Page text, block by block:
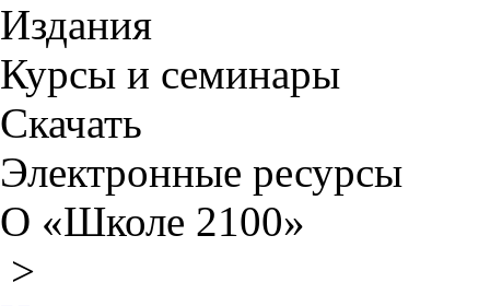
Издания
Курсы и семинары
Скачать
Электронные ресурсы
О «Школе 2100»
>